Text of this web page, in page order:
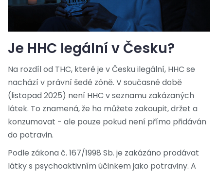
Je HHC legální v Česku?
Na rozdíl od THC, které je v Česku ilegální, HHC se
nachází v právní šedé zóně. V současné době
(listopad 2025) není HHC v seznamu zakázaných
látek. To znamená, že ho můžete zakoupit, držet a
konzumovat - ale pouze pokud není přímo přidáván
do potravin.
Podle zákona č. 167/1998 Sb. je zakázáno prodávat
látky s psychoaktivním účinkem jako potraviny. A